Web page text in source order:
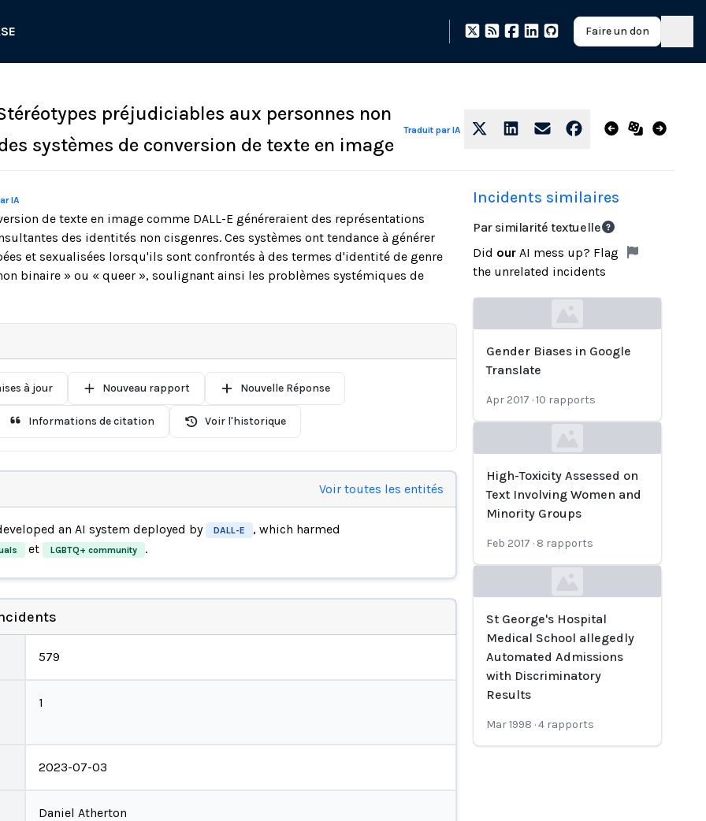
Faire un don
préjudiciables aux personnes non
systèmes de conversion de texte en image
Traduit par IA
IA
de texte en image comme DALL-E généreraient des représentations
des identités non cisgenres. Ces systèmes ont tendance à générer
et sexualisées lorsqu'ils sont confrontés à des termes d'identité de genre
binaire » ou « queer », soulignant ainsi les problèmes systémiques de
à jour Nouveau rapport Nouvelle Réponse
Informations de citation Voir l'historique
Voir toutes les entités
an AI system deployed by DALL-E , which harmed
et LGBTQ+ community .
579
1
2023-07-03
Daniel Atherton
Incidents similaires
Par similarité textuelle
Did our AI mess up? Flag
the unrelated incidents
Gender Biases in Google
Translate
Apr 2017 ·10 rapports
High-Toxicity Assessed on
Text Involving Women and
Minority Groups
Feb 2017 · 8 rapports
St George's Hospital
Medical School allegedly
Automated Admissions
with Discriminatory
Results
Mar 1998 ·4 rapports